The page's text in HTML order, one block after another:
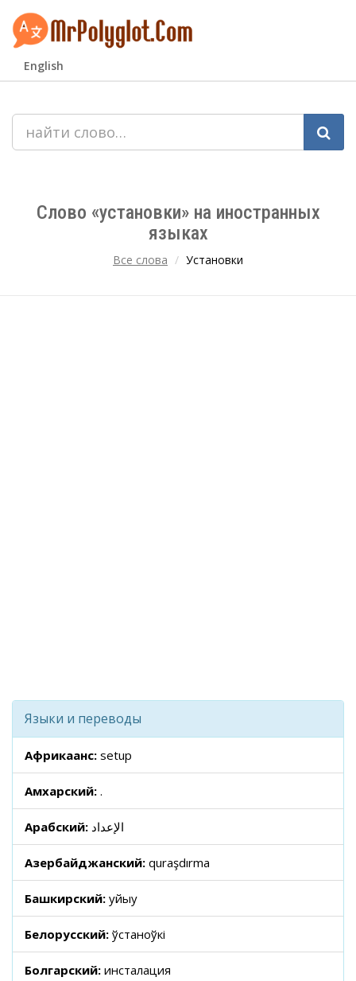
English
Слово «установки» на иностранных
языках
Все слова Установки
Языки и переводы
Африкаанс: setup
Амхарский: .
Арабский: الإعداد
Азербайджанский: quraşdırma
Башкирский: ҡуйыу
Белорусский: ўстаноўкі
Болгарский: инсталация